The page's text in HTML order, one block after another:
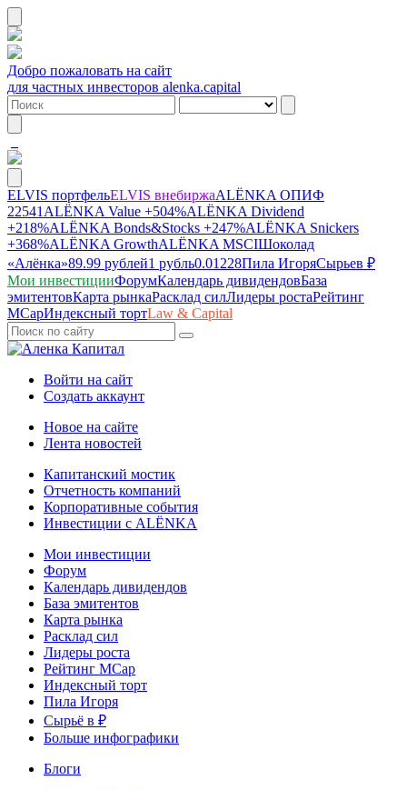
Добро пожаловать на сайт
для частных инвесторов alenka.capital
ELVIS портфельELVIS внебиржаALЁNKA ОПИФ
22541 ALЁNKA Value +504%ALЁNKA Dividend
+218%ALЁNKA Bonds&Stocks +247%ALЁNKA Snickers
+368%ALЁNKA GrowthALЁNKA MSCIШоколад
«Алёнка»89.99 рублей1 рубль0.01228Пила ИгоряСырьев ₽
Мои инвестицииФорумКалендарь дивидендовБаза
эмитентовКарта рынкаРасклад силЛидеры ростаРейтинг
MCapИндексный тортLaw & Capital
Войти на сайт
Создать аккаунт
Новое на сайте
Лента новостей
Капитанский мостик
Отчетность компаний
Корпоративные события
Инвестиции с ALЁNKA
Мои инвестиции
Форум
Календарь дивидендов
База эмитентов
Карта рынка
Расклад сил
Лидеры роста
Рейтинг MCap
Индексный торт
Пила Игоря
Сырьё в ₽
Больше инфографики
Блоги